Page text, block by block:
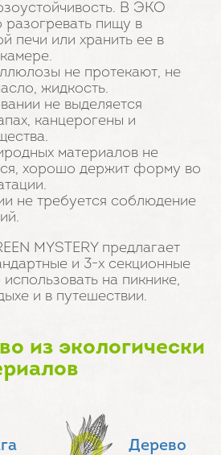
В ЭКО
пищу в
печи или хранить ее в
не протекают, не
жидкость.
не выделяется
канцерогены и
материалов не
хорошо держит форму во
не требуется соблюдение
MYSTERY предлагает
и 3-х секционные
на пикнике,
и в путешествии.
из экологически
Дерево